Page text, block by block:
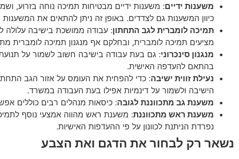
משענות ידיים: משענות ידיים מבטיחות תמיכה נוחה בזרוע,
כיוון המשענות גם לצדדים. באופן זה ניתן להתאים את
תמיכה לומברית לגב התחתון: עבודה ממושכת בישיבה עלולה
מציעים תמיכה לומברית, ובחלקם אף מנגנון תמיכה לומברית
מנגנון סינכרוני: גם בעת עבודה בישיבה חשוב לשמור על תנועת
בהתאם להעדפה האישית.
נעילת זווית ישיבה: כדי להפחית את העומס על אזור הגב
הישיבה ולשמור על דינמיות אפילו בעת העבודה במשרד.
משענת גב מתכווננת לגובה: כיסאות מנהלים רבים כוללים
משענת ראש מתכווננת: משענת ראש מהווה אמצעי נוסף
נפרדת הניתנת לכוונון על פי ההעדפות האישיות.
נשאר רק לבחור את הדגם ואת הצבע